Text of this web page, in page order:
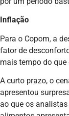
Inflação
Para o Copom, a
fator de
mais tempo do que
A curto prazo, o
apresentou
ao que os analistas